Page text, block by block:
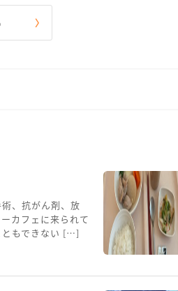
、抗がん剤、放
カフェに来られて
ともできない […]